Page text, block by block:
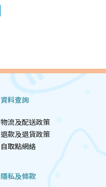
資料查詢
物流及配送政策
退款及退貨政策
自取點網絡
隱私及條款